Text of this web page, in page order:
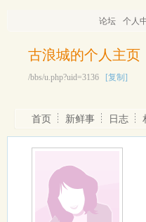
论坛 个人
古浪城的个人主页
/bbs/u.php?uid=3136 [复制]
首页 新鲜事 日志